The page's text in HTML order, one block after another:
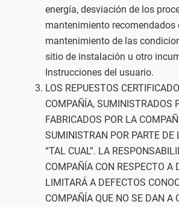
energía, desviación de los
mantenimiento recomendados
mantenimiento de las
sitio de instalación u otro
Instrucciones del usuario.
LOS REPUESTOS
COMPAÑÍA, SUMINISTRADOS
FABRICADOS POR LA
SUMINISTRAN POR PARTE DE
“TAL CUAL”. LA
COMPAÑÍA CON RESPECTO A
LIMITARÁ A DEFECTOS
COMPAÑÍA QUE NO SE DAN A